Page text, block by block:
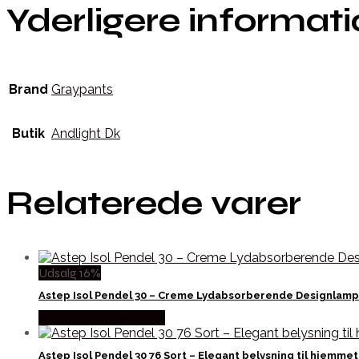
Yderligere
Brand Graypants
Butik Andlight Dk
Relaterede varer
Udsalg 16%
Astep Isol Pendel 30 – Creme Lydabsorberende
Astep Isol Pendel 30 76 Sort – Elegant belysning til hjemmet